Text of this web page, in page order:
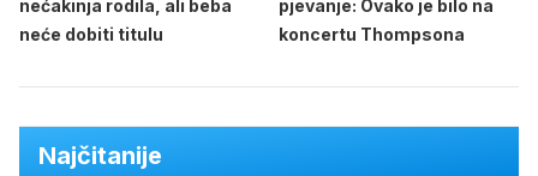
nećakinja rodila, ali beba
neće dobiti titulu
pjevanje: Ovako je bilo na
koncertu Thompsona
Najčitanije